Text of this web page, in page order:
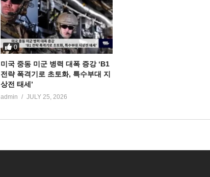
0
미국 중동 미군 병력 대폭 증강 ‘B1
전략 폭격기로 초토화, 특수부대 지
상전 태세’
admin JULY 25, 2026